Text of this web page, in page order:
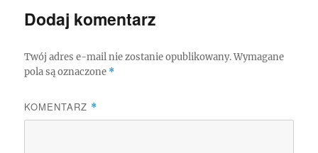
Dodaj komentarz
Twój adres e-mail nie zostanie opublikowany. Wymagane
pola są oznaczone *
KOMENTARZ *